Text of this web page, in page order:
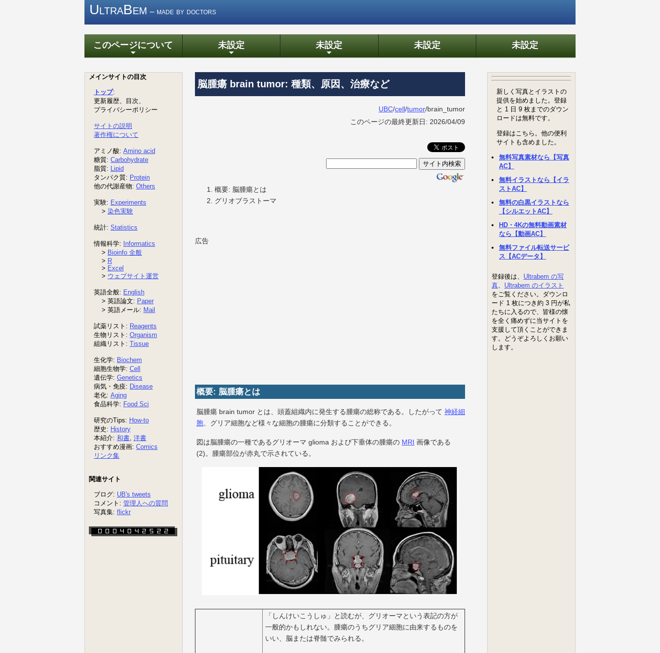
UltraBem – made by doctors
+
このページについて
+
未設定
+
未設定 未設定 未設定
脳腫瘍 brain tumor: 種類、原因、治療など
UBC/cell/tumor/brain_tumor
このページの最終更新日: 2026/04/09
概要: 脳腫瘍とは
グリオブラストーマ
広告
概要: 脳腫瘍とは
脳腫瘍 brain tumor とは、頭蓋組織内に発生する腫瘍の総称である。したがって 神経細
胞、グリア細胞など様々な細胞の腫瘍に分類することができる。
図は脳腫瘍の一種であるグリオーマ glioma および下垂体の腫瘍の MRI 画像である
(2)。腫瘍部位が赤丸で示されている。
「しんけいこうしゅ」と読むが、グリオーマという表記の方が
一般的かもしれない。腫瘍のうちグリア細胞に由来するものを
いい、脳または脊髄でみられる。